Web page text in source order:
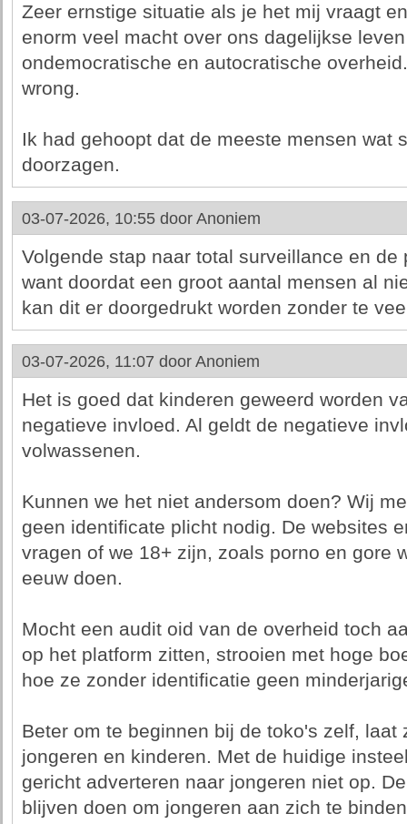
Zeer ernstige situatie als je het mij vraagt
enorm veel macht over ons dagelijkse
ondemocratische en autocratische
wrong.
Ik had gehoopt dat de meeste mensen wat
doorzagen.
03-07-2026, 10:55 door Anoniem
Volgende stap naar total surveillance en de
want doordat een groot aantal mensen al
kan dit er doorgedrukt worden zonder te
03-07-2026, 11:07 door Anoniem
Het is goed dat kinderen geweerd worden
negatieve invloed. Al geldt de negatieve
volwassenen.
Kunnen we het niet andersom doen? Wij
geen identificate plicht nodig. De websites
vragen of we 18+ zijn, zoals porno en gore
eeuw doen.
Mocht een audit oid van de overheid toch
op het platform zitten, strooien met hoge
hoe ze zonder identificatie geen
Beter om te beginnen bij de toko's zelf, laat
jongeren en kinderen. Met de huidige
gericht adverteren naar jongeren niet op.
blijven doen om jongeren aan zich te